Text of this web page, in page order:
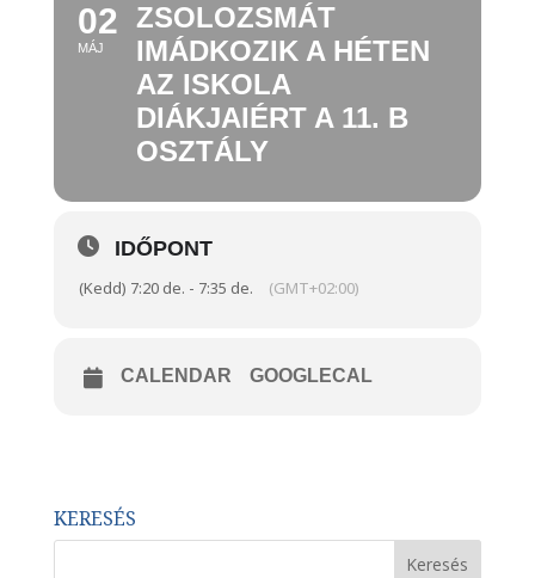
02
MÁJ
ZSOLOZSMÁT
IMÁDKOZIK A HÉTEN
AZ ISKOLA
DIÁKJAIÉRT A 11. B
OSZTÁLY
IDŐPONT
(Kedd) 7:20 de. - 7:35 de. (GMT+02:00)
CALENDAR GOOGLECAL
KERESÉS